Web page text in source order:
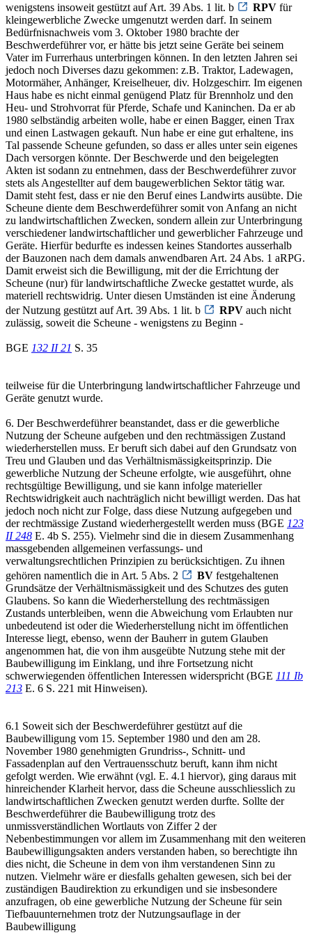
wenigstens insoweit gestützt auf Art. 39 Abs. 1 lit. b
RPV für
kleingewerbliche Zwecke umgenutzt werden darf. In seinem
Bedürfnisnachweis vom 3. Oktober 1980 brachte der
Beschwerdeführer vor, er hätte bis jetzt seine Geräte bei seinem
Vater im Furrerhaus unterbringen können. In den letzten Jahren sei
jedoch noch Diverses dazu gekommen: z.B. Traktor, Ladewagen,
Motormäher, Anhänger, Kreiselheuer, div. Holzgeschirr. Im eigenen
Haus habe es nicht einmal genügend Platz für Brennholz und den
Heu- und Strohvorrat für Pferde, Schafe und Kaninchen. Da er ab
1980 selbständig arbeiten wolle, habe er einen Bagger, einen Trax
und einen Lastwagen gekauft. Nun habe er eine gut erhaltene, ins
Tal passende Scheune gefunden, so dass er alles unter sein eigenes
Dach versorgen könnte. Der Beschwerde und den beigelegten
Akten ist sodann zu entnehmen, dass der Beschwerdeführer zuvor
stets als Angestellter auf dem baugewerblichen Sektor tätig war.
Damit steht fest, dass er nie den Beruf eines Landwirts ausübte. Die
Scheune diente dem Beschwerdeführer somit von Anfang an nicht
zu landwirtschaftlichen Zwecken, sondern allein zur Unterbringung
verschiedener landwirtschaftlicher und gewerblicher Fahrzeuge und
Geräte. Hierfür bedurfte es indessen keines Standortes ausserhalb
der Bauzonen nach dem damals anwendbaren Art. 24 Abs. 1 aRPG.
Damit erweist sich die Bewilligung, mit der die Errichtung der
Scheune (nur) für landwirtschaftliche Zwecke gestattet wurde, als
materiell rechtswidrig. Unter diesen Umständen ist eine Änderung
der Nutzung gestützt auf Art. 39 Abs. 1 lit. b
RPV auch nicht
zulässig, soweit die Scheune - wenigstens zu Beginn -
BGE 132 II 21 S. 35
teilweise für die Unterbringung landwirtschaftlicher Fahrzeuge und
Geräte genutzt wurde.
6. Der Beschwerdeführer beanstandet, dass er die gewerbliche
Nutzung der Scheune aufgeben und den rechtmässigen Zustand
wiederherstellen muss. Er beruft sich dabei auf den Grundsatz von
Treu und Glauben und das Verhältnismässigkeitsprinzip. Die
gewerbliche Nutzung der Scheune erfolgte, wie ausgeführt, ohne
rechtsgültige Bewilligung, und sie kann infolge materieller
Rechtswidrigkeit auch nachträglich nicht bewilligt werden. Das hat
jedoch noch nicht zur Folge, dass diese Nutzung aufgegeben und
der rechtmässige Zustand wiederhergestellt werden muss (BGE 123
II 248 E. 4b S. 255). Vielmehr sind die in diesem Zusammenhang
massgebenden allgemeinen verfassungs- und
verwaltungsrechtlichen Prinzipien zu berücksichtigen. Zu ihnen
gehören namentlich die in Art. 5 Abs. 2
BV festgehaltenen
Grundsätze der Verhältnismässigkeit und des Schutzes des guten
Glaubens. So kann die Wiederherstellung des rechtmässigen
Zustands unterbleiben, wenn die Abweichung vom Erlaubten nur
unbedeutend ist oder die Wiederherstellung nicht im öffentlichen
Interesse liegt, ebenso, wenn der Bauherr in gutem Glauben
angenommen hat, die von ihm ausgeübte Nutzung stehe mit der
Baubewilligung im Einklang, und ihre Fortsetzung nicht
schwerwiegenden öffentlichen Interessen widerspricht (BGE 111 Ib
213 E. 6 S. 221 mit Hinweisen).
6.1 Soweit sich der Beschwerdeführer gestützt auf die
Baubewilligung vom 15. September 1980 und den am 28.
November 1980 genehmigten Grundriss-, Schnitt- und
Fassadenplan auf den Vertrauensschutz beruft, kann ihm nicht
gefolgt werden. Wie erwähnt (vgl. E. 4.1 hiervor), ging daraus mit
hinreichender Klarheit hervor, dass die Scheune ausschliesslich zu
landwirtschaftlichen Zwecken genutzt werden durfte. Sollte der
Beschwerdeführer die Baubewilligung trotz des
unmissverständlichen Wortlauts von Ziffer 2 der
Nebenbestimmungen vor allem im Zusammenhang mit den weiteren
Baubewilligungsakten anders verstanden haben, so berechtigte ihn
dies nicht, die Scheune in dem von ihm verstandenen Sinn zu
nutzen. Vielmehr wäre er diesfalls gehalten gewesen, sich bei der
zuständigen Baudirektion zu erkundigen und sie insbesondere
anzufragen, ob eine gewerbliche Nutzung der Scheune für sein
Tiefbauunternehmen trotz der Nutzungsauflage in der
Baubewilligung